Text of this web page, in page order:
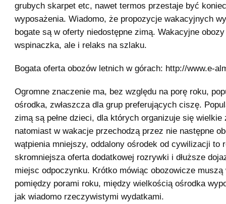
grubych skarpet etc, nawet termos przestaje być
wyposażenia. Wiadomo, że propozycje wakacyjnych
bogate są w oferty niedostępne zimą. Wakacyjne
wspinaczka, ale i relaks na szlaku.
Bogata oferta obozów letnich w górach: http://www.e-
Ogromne znaczenie ma, bez względu na porę roku,
ośrodka, zwłaszcza dla grup preferujących ciszę.
zimą są pełne dzieci, dla których organizuje się wielkie
natomiast w wakacje przechodzą przez nie następne
wątpienia mniejszy, oddalony ośrodek od cywilizacji to
skromniejsza oferta dodatkowej rozrywki i dłuższe
miejsc odpoczynku. Krótko mówiąc obozowicze muszą
pomiędzy porami roku, między wielkością ośrodka
jak wiadomo rzeczywistymi wydatkami.